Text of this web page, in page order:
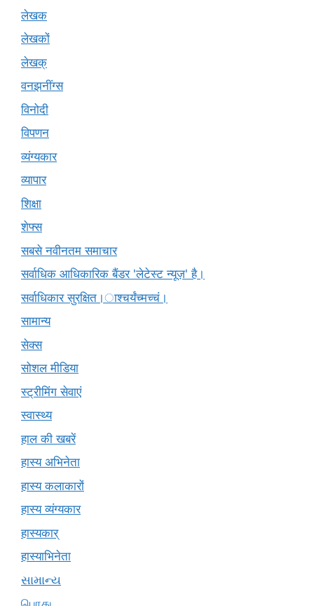
लेखक
लेखकों
लेखक्
वनझनींग्स
विनोदी
विपणन
व्यंग्यकार
व्यापार
शिक्षा
शेफ्स
सबसे नवीनतम समाचार
सर्वाधिक आधिकारिक बैंडर 'लेटेस्ट न्यूज़' है।
सर्वाधिकार सुरक्षित।ाश्चर्यंच्मच्चं।
सामान्य
सेक्स
सोशल मीडिया
स्ट्रीमिंग सेवाएं
स्वास्थ्य
हाल की खबरें
हास्य अभिनेता
हास्य कलाकारों
हास्य व्यंग्यकार
हास्यकार्
हास्याभिनेता
સામાન્ય